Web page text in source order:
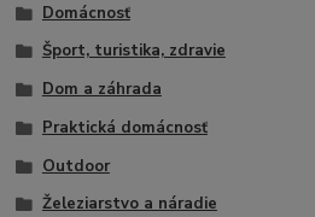
Domácnosť
Šport, turistika, zdravie
Dom a záhrada
Praktická domácnosť
Outdoor
Železiarstvo a náradie